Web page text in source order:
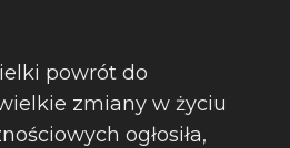
powrót do
zmiany w życiu
ogłosiła,